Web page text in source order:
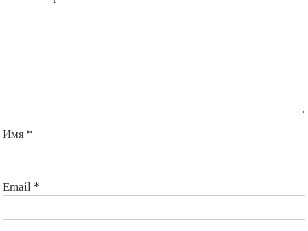
Имя *
Email *